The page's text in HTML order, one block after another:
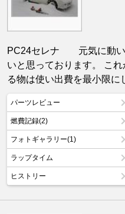
PC24セレナ 元気に動い
いと思っております。 こ
る物は使い出費を最小限に
パーツレビュー
燃費記録(2)
フォトギャラリー(1)
ラップタイム
ヒストリー